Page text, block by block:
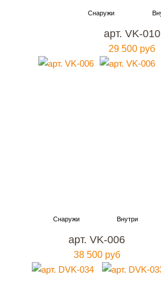
арт. VK-010
29 500 руб
арт. VK-006
38 500 руб